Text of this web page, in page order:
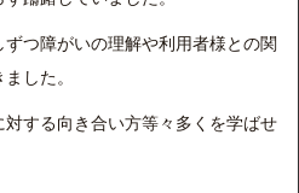
つ障がいの理解や利用者様との関
した。
する向き合い方等々多くを学ばせ